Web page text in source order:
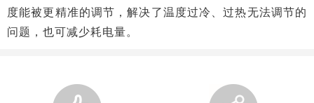
度能被更精准的调节，解决了温度过冷、过热无法调节的
问题，也可减少耗电量。